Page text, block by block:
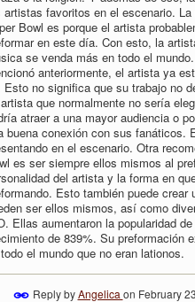
artistas favoritos en el escenario.
Bowl es porque el artista
en este día. Con esto, la
se venda más en todo el
anteriormente, el artista ya
Esto no significa que su trabajo no
que normalmente no sería
atraer a una mayor audiencia o
buena conexión con sus fanáticos.
en el escenario. Otra
es ser siempre ellos mismos al
del artista y la forma en
Esto también puede
ser ellos mismos, así como
Ellas aumentaron la popularidad
de 839%. Su preformación
el mundo que no eran lationos.
Reply byAngelica on February